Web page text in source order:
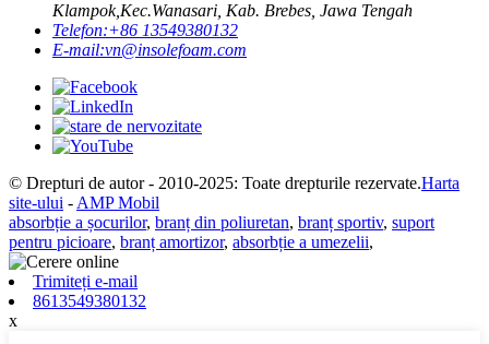
Klampok,Kec.Wanasari, Kab. Brebes, Jawa Tengah
Telefon:+86 13549380132
E-mail:vn@insolefoam.com
© Drepturi de autor - 2010-2025: Toate drepturile rezervate.Harta
site-ului - AMP Mobil
absorbție a șocurilor, branț din poliuretan, branț sportiv, suport
pentru picioare, branț amortizor, absorbție a umezelii,
Trimiteți e-mail
8613549380132
x